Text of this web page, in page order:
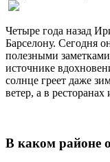
Четыре года назад
Барселону. Сегодня
полезными
источнике
солнце греет даже
ветер, а в
В каком районе